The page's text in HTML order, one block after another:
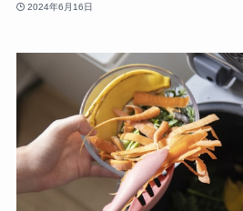
2024年6月16日